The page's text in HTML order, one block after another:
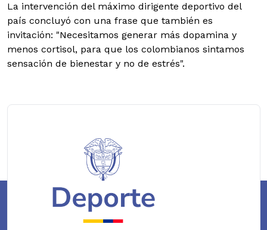
La intervención del máximo dirigente deportivo del
país concluyó con una frase que también es
invitación: "Necesitamos generar más dopamina y
menos cortisol, para que los colombianos sintamos
sensación de bienestar y no de estrés".